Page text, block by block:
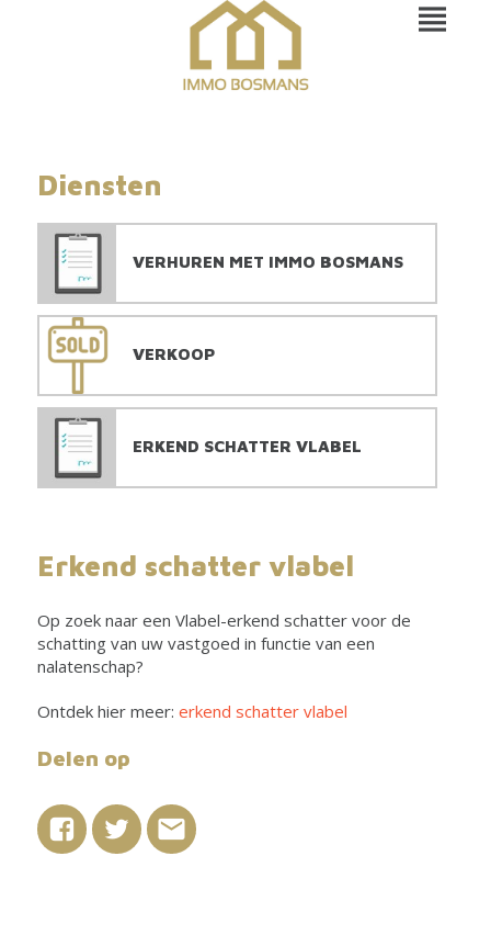
Diensten
VERHUREN MET IMMO BOSMANS
VERKOOP
ERKEND SCHATTER VLABEL
Erkend schatter vlabel
Op zoek naar een Vlabel-erkend schatter voor de
schatting van uw vastgoed in functie van een
nalatenschap?
Ontdek hier meer: erkend schatter vlabel
Delen op